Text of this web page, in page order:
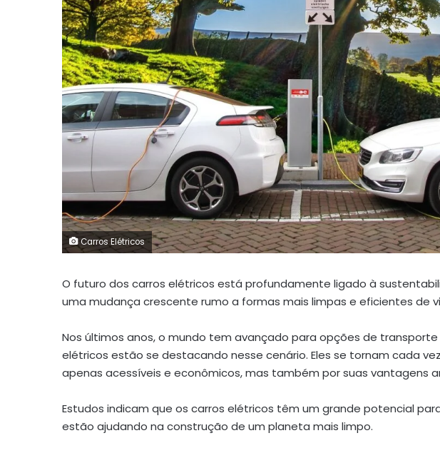
Carros Elétricos
O futuro dos carros elétricos está profundamente ligado à
uma mudança crescente rumo a formas mais limpas e eficientes de
Nos últimos anos, o mundo tem avançado para opções de
elétricos estão se destacando nesse cenário. Eles se tornam cada
apenas acessíveis e econômicos, mas também por suas vantagens
Estudos indicam que os carros elétricos têm um grande potencial
estão ajudando na construção de um planeta mais limpo.